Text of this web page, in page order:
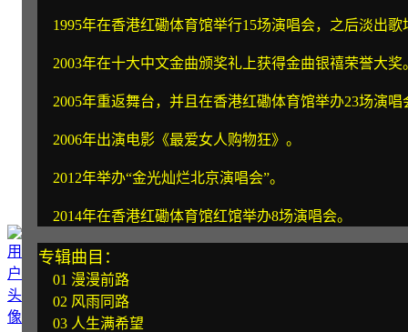
1995年在香港红磡体育馆举行15场演唱会，之后淡出歌
2003年在十大中文金曲颁奖礼上获得金曲银禧荣誉大奖
2005年重返舞台，并且在香港红磡体育馆举办23场演唱
2006年出演电影《最爱女人购物狂》。
2012年举办“金光灿烂北京演唱会”。
2014年在香港红磡体育馆红馆举办8场演唱会。
专辑曲目：
01 漫漫前路
02 风雨同路
03 人生满希望